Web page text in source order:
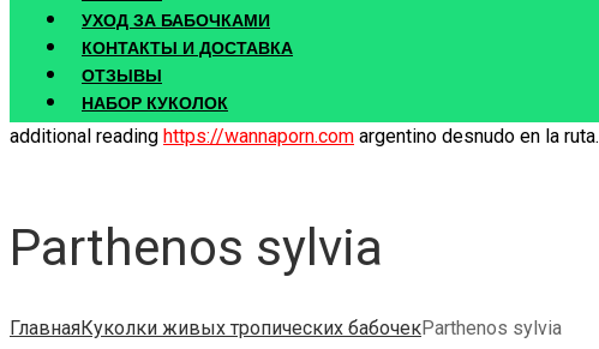
УХОД ЗА БАБОЧКАМИ
КОНТАКТЫ И ДОСТАВКА
ОТЗЫВЫ
НАБОР КУКОЛОК
additional reading https://wannaporn.com argentino desnudo en la ruta.
Parthenos sylvia
ГлавнаяКуколки живых тропических бабочекParthenos sylvia